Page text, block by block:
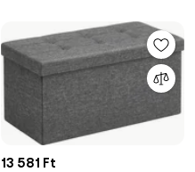
13 581 Ft